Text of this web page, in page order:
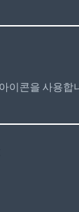
이콘을 사용합